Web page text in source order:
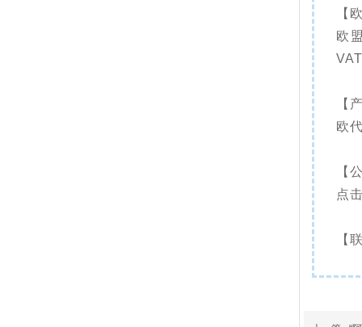
【
欧
【
欧
【
点
【